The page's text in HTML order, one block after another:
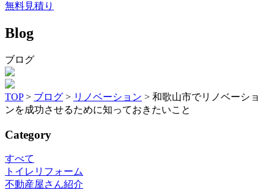
無料見積り
Blog
ブログ
TOP> ブログ > リノベーション > 和歌山市でリノベーショ
ンを成功させるために知っておきたいこと
Category
すべて
トイレリフォーム
不動産屋さん紹介